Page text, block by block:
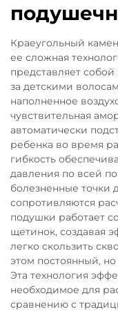
Краеугольный
ее сложная
представляет
за детскими
наполненное
чувствительная
автоматически
ребенка во время
гибкость
давления по всей
болезненные точки
сопротивляются
подушки работает
щетинок, создавая
легко скользить
этом постоянный,
Эта технология
необходимое для
сравнению с